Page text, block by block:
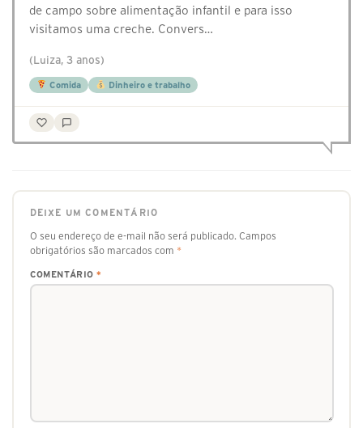
de campo sobre alimentação infantil e para isso
visitamos uma creche. Convers…
(Luiza, 3 anos)
Comida Dinheiro e trabalho
DEIXE UM COMENTÁRIO
O seu endereço de e-mail não será publicado. Campos
obrigatórios são marcados com *
COMENTÁRIO *